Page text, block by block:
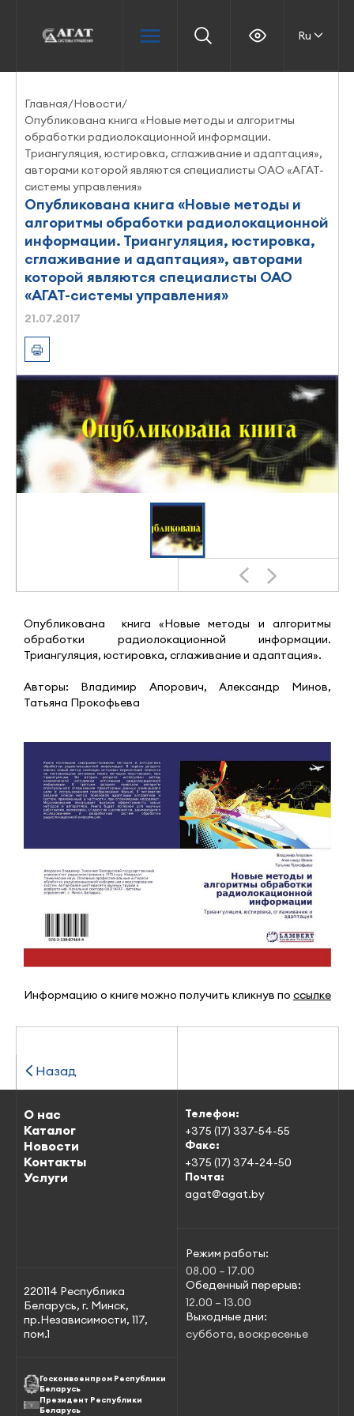
Ru
Главная/Новости/
Опубликована книга «Новые методы и алгоритмы
обработки радиолокационной информации.
Триангуляция, юстировка, сглаживание и адаптация»,
авторами которой являются специалисты ОАО «АГАТ-
системы управления»
Опубликована книга «Новые методы и
алгоритмы обработки радиолокационной
информации. Триангуляция, юстировка,
сглаживание и адаптация», авторами
которой являются специалисты ОАО
«АГАТ-системы управления»
21.07.2017
Опубликована книга «Новые методы и алгоритмы
обработки радиолокационной информации.
Триангуляция, юстировка, сглаживание и адаптация».
Авторы: Владимир Апорович, Александр Минов,
Татьяна Прокофьева
Информацию о книге можно получить кликнув по ссылке
Назад
О нас
Каталог
Новости
Контакты
Услуги
Режим работы:
08.00 – 17.00
Обеденный перерыв:
12.00 – 13.00
Выходные дни:
суббота, воскресенье
Госкомвоенпром Республики
Беларусь
Президент Республики
Беларусь
Телефон:
+375 (17) 337-54-55
Факс:
+375 (17) 374-24-50
Почта:
agat@agat.by
220114 Республика
Беларусь, г. Минск,
пр.Независимости, 117,
пом.1